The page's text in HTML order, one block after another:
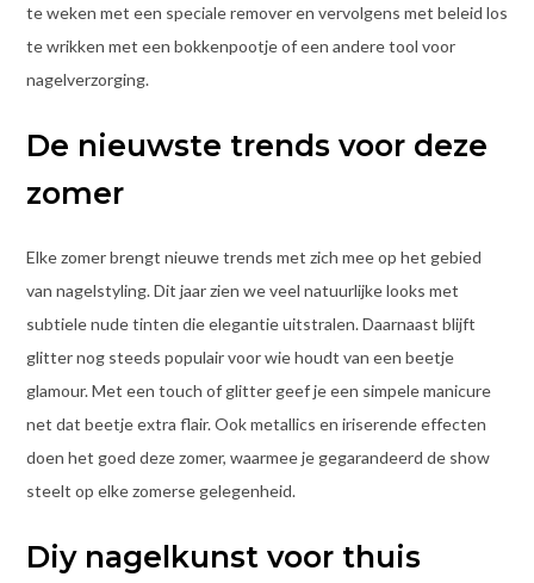
te weken met een speciale remover en vervolgens met beleid los
te wrikken met een bokkenpootje of een andere tool voor
nagelverzorging.
De nieuwste trends voor deze
zomer
Elke zomer brengt nieuwe trends met zich mee op het gebied
van nagelstyling. Dit jaar zien we veel natuurlijke looks met
subtiele nude tinten die elegantie uitstralen. Daarnaast blijft
glitter nog steeds populair voor wie houdt van een beetje
glamour. Met een touch of glitter geef je een simpele manicure
net dat beetje extra flair. Ook metallics en iriserende effecten
doen het goed deze zomer, waarmee je gegarandeerd de show
steelt op elke zomerse gelegenheid.
Diy nagelkunst voor thuis